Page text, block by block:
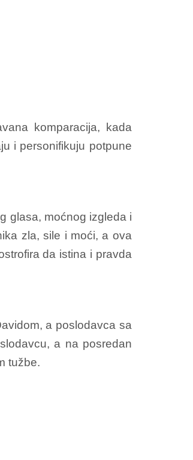
komparacija, kada
i personifikuju potpune
glasa, moćnog izgleda i
zla, sile i moći, a ova
da istina i pravda
a poslodavca sa
a na posredan
tužbe.